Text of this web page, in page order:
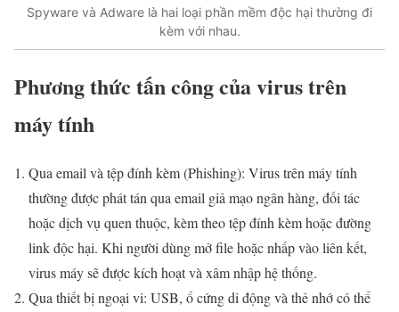
Spyware và Adware là hai loại phần mềm độc hại thường đi
kèm với nhau.
Phương thức tấn công của virus trên
máy tính
Qua email và tệp đính kèm (Phishing): Virus trên máy tính
thường được phát tán qua email giả mạo ngân hàng, đối tác
hoặc dịch vụ quen thuộc, kèm theo tệp đính kèm hoặc đường
link độc hại. Khi người dùng mở file hoặc nhấp vào liên kết,
virus máy sẽ được kích hoạt và xâm nhập hệ thống.
Qua thiết bị ngoại vi: USB, ổ cứng di động và thẻ nhớ có thể